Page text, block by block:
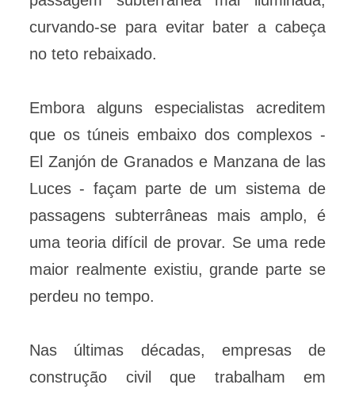
curvando-se para evitar bater a cabeça
no teto rebaixado.
Embora alguns especialistas acreditem
que os túneis embaixo dos complexos -
El Zanjón de Granados e Manzana de las
Luces - façam parte de um sistema de
passagens subterrâneas mais amplo, é
uma teoria difícil de provar. Se uma rede
maior realmente existiu, grande parte se
perdeu no tempo.
Nas últimas décadas, empresas de
construção civil que trabalham em